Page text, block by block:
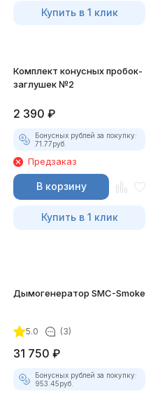
Купить в 1 клик
Комплект конусных пробок-
заглушек №2
2 390 ₽
Бонусных рублей за покупку:
71.77руб.
Предзаказ
В корзину
Купить в 1 клик
Дымогенератор SMC-Smoke
5.0 (3)
31 750 ₽
Бонусных рублей за покупку:
953.45руб.